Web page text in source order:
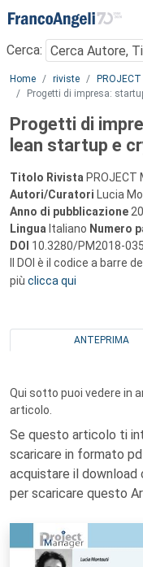
Menu
Cerca:
Main content
Home riviste
Progetti di impresa:
Progetti di
lean startup e
Titolo Rivista PROJECT
Autori/Curatori Lucia
Anno di pubblicazione
Lingua Italiano Numero
DOI 10.3280/PM2018-
Il DOI è il codice a barre
più clicca qui
ANTEPRIMA
Qui sotto puoi vedere in
articolo.
Se questo articolo ti
scaricare in formato
acquistare il download
per scaricare questo